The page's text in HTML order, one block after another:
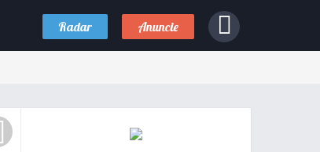
Radar Anuncie